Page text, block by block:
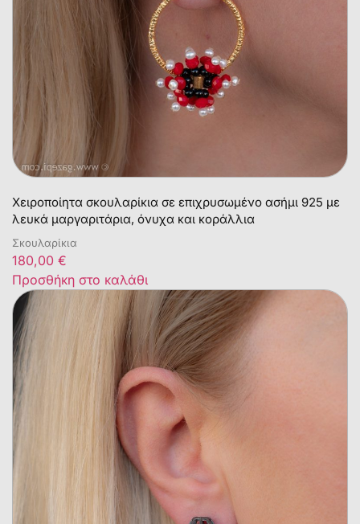
Χειροποίητα σκουλαρίκια σε επιχρυσωμένο ασήμι 925 με
λευκά μαργαριτάρια, όνυχα και κοράλλια
Σκουλαρίκια
180,00 €
Προσθήκη στο καλάθι